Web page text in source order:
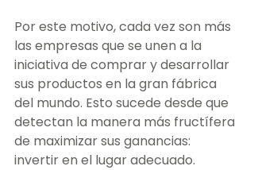
Por este motivo, cada vez son más
las empresas que se unen a la
iniciativa de comprar y desarrollar
sus productos en la gran fábrica
del mundo. Esto sucede desde que
detectan la manera más fructífera
de maximizar sus ganancias:
invertir en el lugar adecuado.